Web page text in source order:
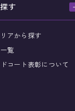
す
アから探す
覧
コート表彰について